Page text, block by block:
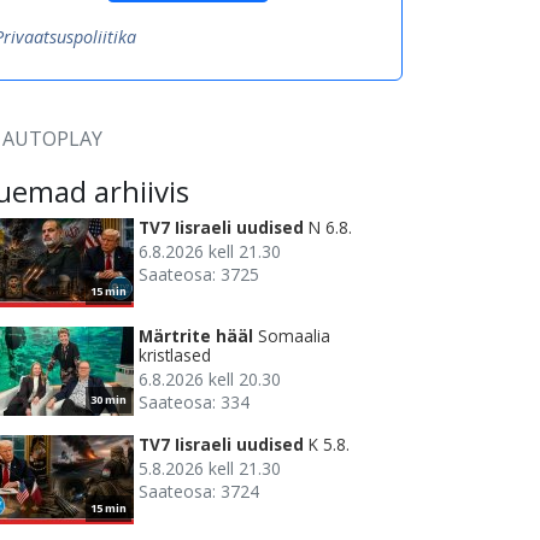
AUTOPLAY
arhiivis
15 min
TV7 Iisraeli uudised N 6.8.
6.8.2026 kell 21.30
Saateosa: 3725
30 min
Märtrite hääl Somaalia
kristlased
6.8.2026 kell 20.30
Saateosa: 334
15 min
TV7 Iisraeli uudised K 5.8.
5.8.2026 kell 21.30
Saateosa: 3724